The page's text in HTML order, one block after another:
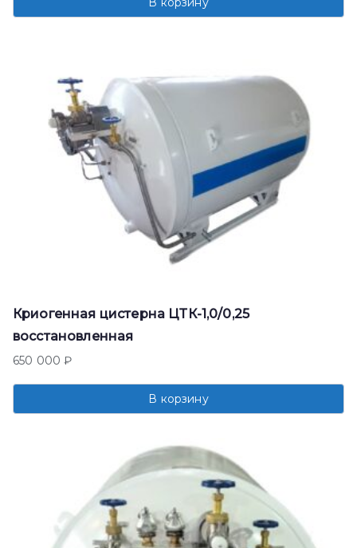
Криогенная цистерна ЦТК-1,0/0,25
восстановленная
650 000₽
В корзину